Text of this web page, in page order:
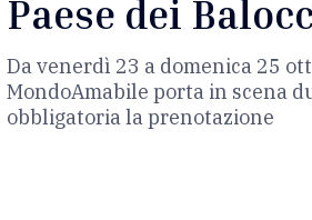
Paese dei
Da venerdì 23 a domenica 25
MondoAmabile porta in scena
obbligatoria la prenotazione